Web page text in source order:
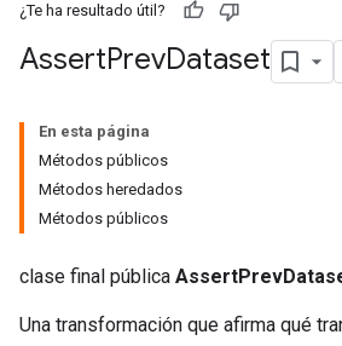
¿Te ha resultado útil?
AssertPrevDataset
En esta página
Métodos públicos
Métodos heredados
Métodos públicos
clase final pública
Una transformación que afirma qué